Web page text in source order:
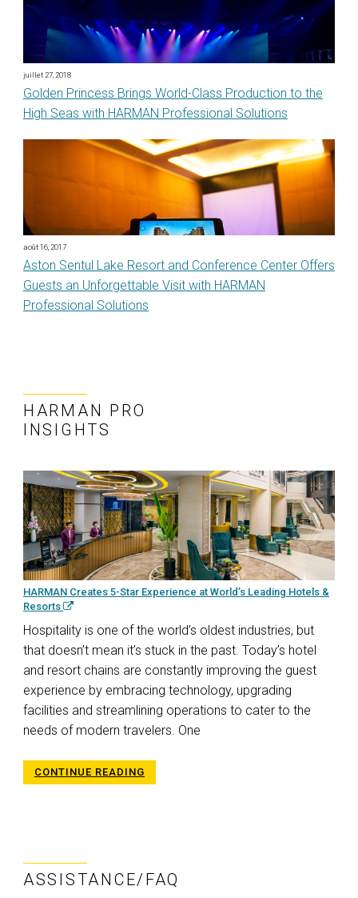
juillet 27, 2018
Golden Princess Brings World-Class Production to the
High Seas with HARMAN Professional Solutions
août 16, 2017
Aston Sentul Lake Resort and Conference Center Offers
Guests an Unforgettable Visit with HARMAN
Professional Solutions
HARMAN PRO
INSIGHTS
HARMAN Creates 5-Star Experience at World’s Leading Hotels &
Resorts
Hospitality is one of the world’s oldest industries, but
that doesn’t mean it’s stuck in the past. Today’s hotel
and resort chains are constantly improving the guest
experience by embracing technology, upgrading
facilities and streamlining operations to cater to the
needs of modern travelers. One
CONTINUE READING
ASSISTANCE/FAQ